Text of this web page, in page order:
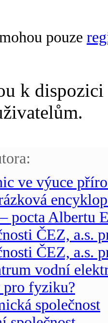
pouze
k
ve výuce
pocta Albertu
ČEZ, a.s.
ČEZ, a.s.
vodní
pro fyziku?
společnost